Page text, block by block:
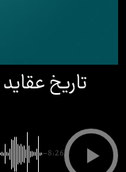
تاریخ
-8:26